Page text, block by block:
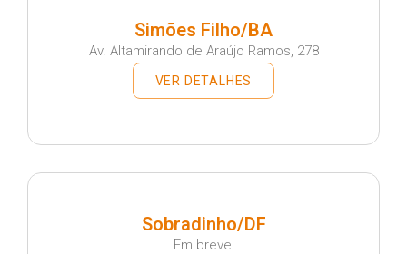
Simões Filho/BA
Av. Altamirando de Araújo Ramos, 278
VER DETALHES
Sobradinho/DF
Em breve!